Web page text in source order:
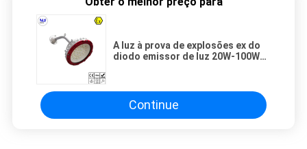
A luz à prova de explosões ex do
diodo emissor de luz 20W-100W
Continue